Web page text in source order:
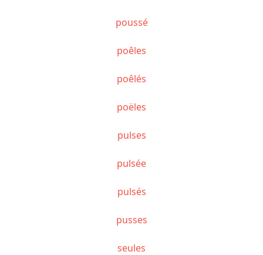
poussé
poêles
poêlés
poëles
pulses
pulsée
pulsés
pusses
seules